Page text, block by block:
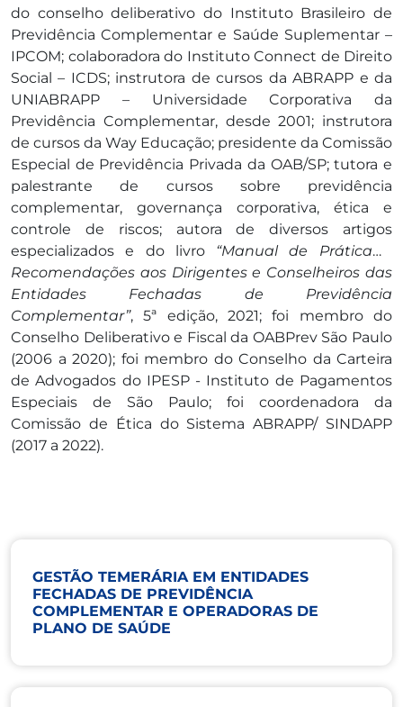
do conselho deliberativo do Instituto Brasileiro de
Previdência Complementar e Saúde Suplementar –
IPCOM; colaboradora do Instituto Connect de Direito
Social – ICDS; instrutora de cursos da ABRAPP e da
UNIABRAPP – Universidade Corporativa da
Previdência Complementar, desde 2001; instrutora
de cursos da Way Educação; presidente da Comissão
Especial de Previdência Privada da OAB/SP; tutora e
palestrante de cursos sobre previdência
complementar, governança corporativa, ética e
controle de riscos; autora de diversos artigos
especializados e do livro “Manual de Prática e
Recomendações aos Dirigentes e Conselheiros das
Entidades Fechadas de Previdência
Complementar”, 5ª edição, 2021; foi membro do
Conselho Deliberativo e Fiscal da OABPrev São Paulo
(2006 a 2020); foi membro do Conselho da Carteira
de Advogados do IPESP - Instituto de Pagamentos
Especiais de São Paulo; foi coordenadora da
Comissão de Ética do Sistema ABRAPP/ SINDAPP
(2017 a 2022).
GESTÃO TEMERÁRIA EM ENTIDADES
FECHADAS DE PREVIDÊNCIA
COMPLEMENTAR E OPERADORAS DE
PLANO DE SAÚDE